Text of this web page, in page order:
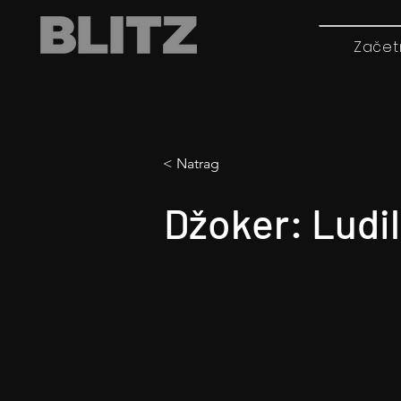
< Natrag
Džoker: